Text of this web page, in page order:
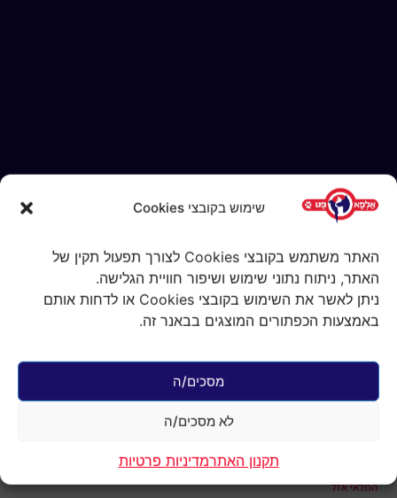
שימוש בקובצי Cookies
האתר משתמש בקובצי Cookies לצורך תפעול תקין של
האתר, ניתוח נתוני שימוש ושיפור חוויית הגלישה.
ניתן לאשר את השימוש בקובצי Cookies או לדחות אותם
באמצעות הכפתורים המוצגים בבאנר זה.
מסכים/ה
לא מסכים/ה
תקנון האתרמדיניות פרטיות
אמפטס קוטו טבעת
כותנה קלועה בורדו
המלאי אזל